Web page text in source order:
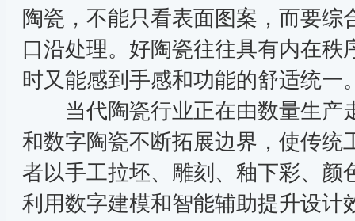
陶瓷，不能只看表面图案，而要
口沿处理。好陶瓷往往具有内在
时又能感到手感和功能的舒适统
当代陶瓷行业正在由数量生产
和数字陶瓷不断拓展边界，使传
者以手工拉坯、雕刻、釉下彩、
利用数字建模和智能辅助提升设